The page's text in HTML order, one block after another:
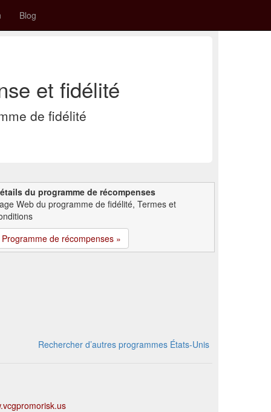
Blog
et fidélité
de fidélité
du programme de récompenses
Web du programme de fidélité, Termes et
Programme de récompenses »
Rechercher d’autres programmes États-Unis